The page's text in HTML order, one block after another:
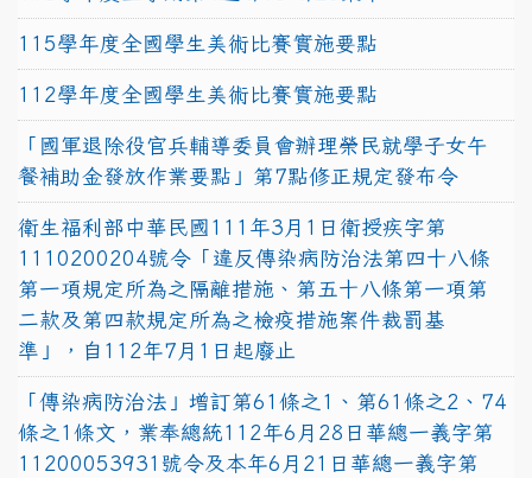
115學年度全國學生美術比賽實施要點
112學年度全國學生美術比賽實施要點
「國軍退除役官兵輔導委員會辦理榮民就學子女午
餐補助金發放作業要點」第7點修正規定發布令
衛生福利部中華民國111年3月1日衛授疾字第
1110200204號令「違反傳染病防治法第四十八條
第一項規定所為之隔離措施、第五十八條第一項第
二款及第四款規定所為之檢疫措施案件裁罰基
準」，自112年7月1日起廢止
「傳染病防治法」增訂第61條之1、第61條之2、74
條之1條文，業奉總統112年6月28日華總一義字第
11200053931號令及本年6月21日華總一義字第